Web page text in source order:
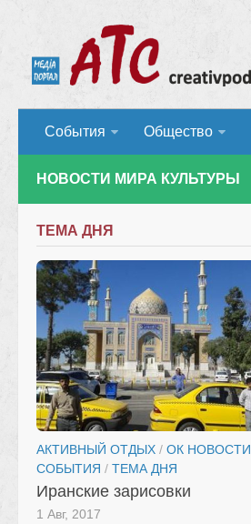
События Общество
НОВОСТИ МИРА КУЛЬТУРЫ
ТЕМА ДНЯ
АКТИВНЫЙ ОТДЫХ / ОК НОВОСТИ
СОБЫТИЯ / ТЕМА ДНЯ
Иранские зарисовки
1 Авг, 2017